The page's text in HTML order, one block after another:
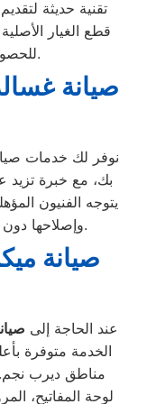
تقنية حديثة
قطع الغيار
للحصول على أفضل النتائج الممكنة.
صيانة
نوفر لك خدمات
يتوجه الفنيون
وإصلاحها دون الحاجة إلى سحب الجهاز إلى التوكيل.
صيانة
عند الحاجة إلى
الخدمة متوفرة
مناطق ديرب نجم.
لوحة المفاتيح،